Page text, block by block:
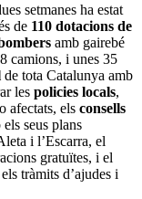
setmanes ha estat
de 110 dotacions de
amb gairebé
camions, i unes 35
de tota Catalunya amb
les policies locals,
afectats, els consells
els seus plans
i l’Escarra, el
gratuïtes, i el
tràmits d’ajudes i